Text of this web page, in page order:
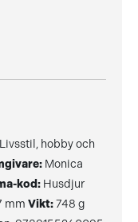
Livsstil, hobby och
Monica
kod: Husdjur
mm Vikt:748 g